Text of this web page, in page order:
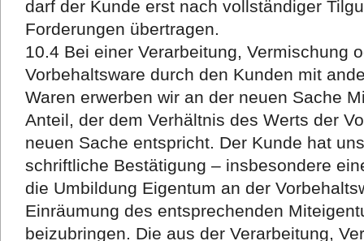
darf der Kunde erst nach vollständiger
Forderungen übertragen.
10.4 Bei einer Verarbeitung, Vermischung
Vorbehaltsware durch den Kunden mit
Waren erwerben wir an der neuen Sache
Anteil, der dem Verhältnis des Werts der
neuen Sache entspricht. Der Kunde hat
schriftliche Bestätigung – insbesondere
die Umbildung Eigentum an der
Einräumung des entsprechenden
beizubringen. Die aus der Verarbeitung,